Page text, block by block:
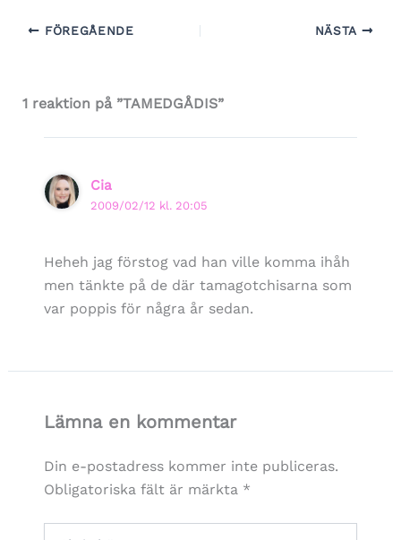
FÖREGÅENDE NÄSTA
1 reaktion på ”TAMEDGÅDIS”
Cia
2009/02/12 kl. 20:05
Heheh jag förstog vad han ville komma ihåh
men tänkte på de där tamagotchisarna som
var poppis för några år sedan.
Lämna en kommentar
Din e-postadress kommer inte publiceras.
Obligatoriska fält är märkta *